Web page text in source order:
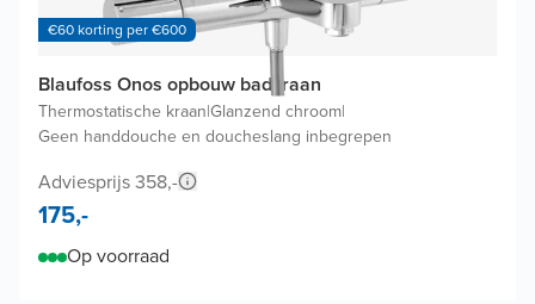
€60 korting per €600
Blaufoss Onos opbouw badkraan
Thermostatische kraan|Glanzend chroom|
Geen handdouche en doucheslang inbegrepen
Adviesprijs 358,-
175,-
Op voorraad